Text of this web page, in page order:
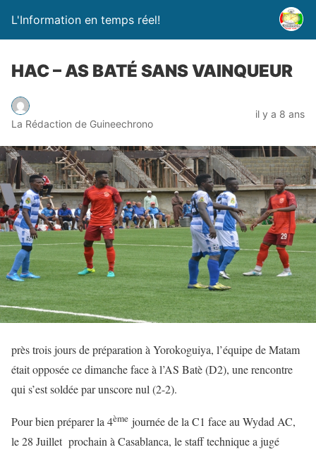
L'Information en temps réel!
HAC – AS BATÉ SANS VAINQUEUR
La Rédaction de Guineechrono
il y a 8 ans
près trois jours de préparation à Yorokoguiya, l’équipe de Matam
était opposée ce dimanche face à l’AS Batè (D2), une rencontre
qui s’est soldée par unscore nul (2-2).
Pour bien préparer la 4ème journée de la C1 face au Wydad AC,
le 28 Juillet prochain à Casablanca, le staff technique a jugé